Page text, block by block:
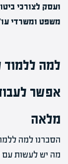
ועסק לצורכי
משפט ומשרדי
למה ללמוד
אפשר
מלאה
הסברנו למה
מה יש לעשות עם